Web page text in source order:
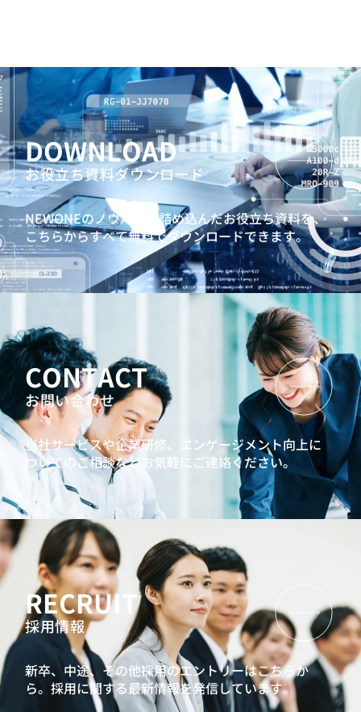
DOWNLOAD
お役立ち資料ダウンロード
NEWONEのノウハウを詰め込んだお役立ち資料を、
こちらからすべて無料でダウンロードできます。
CONTACT
お問い合わせ
当社サービスや企業研修、エンゲージメント向上に
ついてのご相談などお気軽にご連絡ください。
RECRUIT
採用情報
新卒、中途、その他採用のエントリーはこちらか
ら。採用に関する最新情報を発信しています。